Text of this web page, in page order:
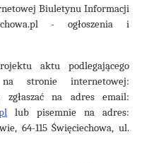
Biuletynu Informacji
- ogłoszenia i
aktu podlegającego
na stronie internetowej:
zgłaszać na adres email:
lub pisemnie na adres:
64-115 Święciechowa, ul.